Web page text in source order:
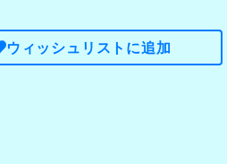
ウィッシュリストに追加